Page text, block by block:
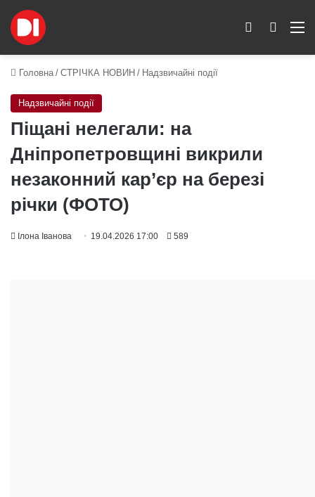
Пошук
Switch skin
Головна / СТРІЧКА НОВИН / Надзвичайні події
Надзвичайні події
Піщані нелегали: на
Дніпропетровщині викрили
незаконний кар’єр на березі
річки (ФОТО)
Ілона Іванова 19.04.2026 17:00 589